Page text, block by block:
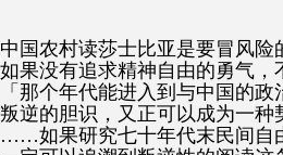
国农村读莎士比亚是要冒风
果没有追求精神自由的勇气，
那个年代能进入到与中国的政
逆的胆识，又正可以成为一种
如果研究七十年代末民间自